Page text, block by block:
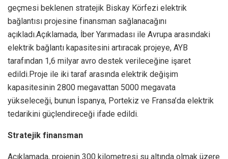
geçmesi beklenen stratejik Biskay Körfezi elektrik
bağlantısı projesine finansman sağlanacağını
açıkladı.Açıklamada, İber Yarımadası ile Avrupa arasındaki
elektrik bağlantı kapasitesini artıracak projeye, AYB
tarafından 1,6 milyar avro destek verileceğine işaret
edildi.Proje ile iki taraf arasında elektrik değişim
kapasitesinin 2800 megavattan 5000 megavata
yükseleceği, bunun İspanya, Portekiz ve Fransa’da elektrik
tedarikini güçlendireceği ifade edildi.
Stratejik finansman
Açıklamada, projenin 300 kilometresi su altında olmak üzere